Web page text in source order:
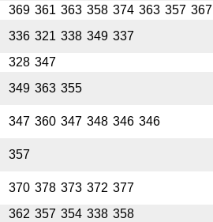
369 361 363 358 374 363 357 367
336 321 338 349 337
328 347
349 363 355
347 360 347 348 346 346
357
370 378 373 372 377
362 357 354 338 358